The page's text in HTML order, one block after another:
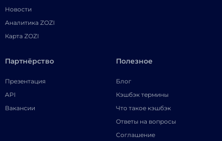
Новости
Аналитика ZOZI
Карта ZOZI
Партнёрство
Презентация
API
Вакансии
Полезное
Блог
Кэшбэк термины
Что такое кэшбэк
Ответы на вопросы
Соглашение